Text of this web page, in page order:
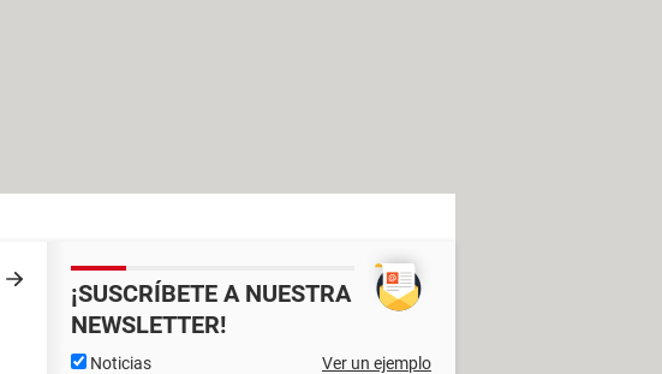
¡SUSCRÍBETE A NUESTRA
NEWSLETTER!
Noticias Ver un ejemplo